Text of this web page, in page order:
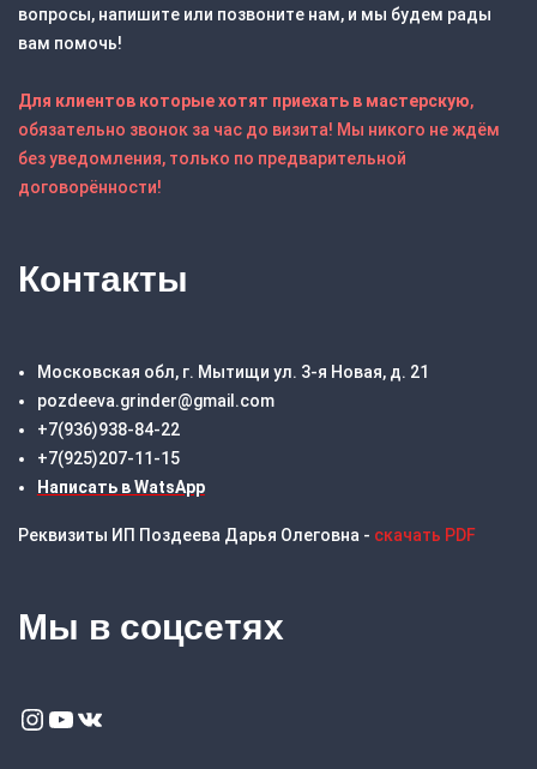
вопросы, напишите или позвоните нам, и мы будем рады
вам помочь!
Для клиентов которые хотят приехать в мастерскую,
обязательно звонок за час до визита! Мы никого не ждём
без уведомления, только по предварительной
договорённости!
Контакты
Московская обл, г. Мытищи ул. 3-я Новая, д. 21
pozdeeva.grinder@gmail.com
+7(936)938-84-22
+7(925)207-11-15
Написать в WatsApp
Реквизиты ИП Поздеева Дарья Олеговна - скачать PDF
Мы в соцсетях
Instagram
YouTube
VK